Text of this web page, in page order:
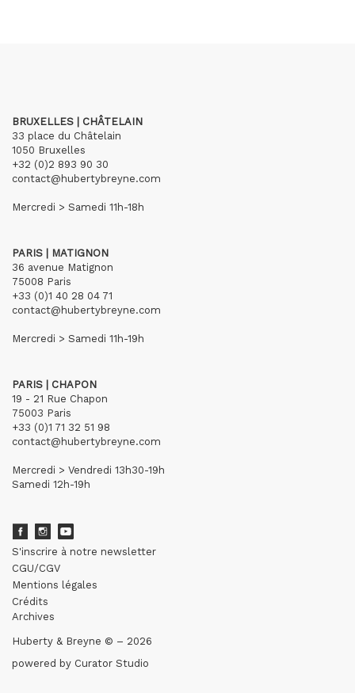
BRUXELLES | CHÂTELAIN
33 place du Châtelain
1050 Bruxelles
+32 (0)2 893 90 30
contact@hubertybreyne.com
Mercredi > Samedi 11h-18h
PARIS | MATIGNON
36 avenue Matignon
75008 Paris
+33 (0)1 40 28 04 71
contact@hubertybreyne.com
Mercredi > Samedi 11h-19h
PARIS | CHAPON
19 - 21 Rue Chapon
75003 Paris
+33 (0)1 71 32 51 98
contact@hubertybreyne.com
Mercredi > Vendredi 13h30-19h
Samedi 12h-19h
S'inscrire à notre newsletter
CGU/CGV
Mentions légales
Crédits
Archives
Huberty & Breyne © – 2026
powered by Curator Studio